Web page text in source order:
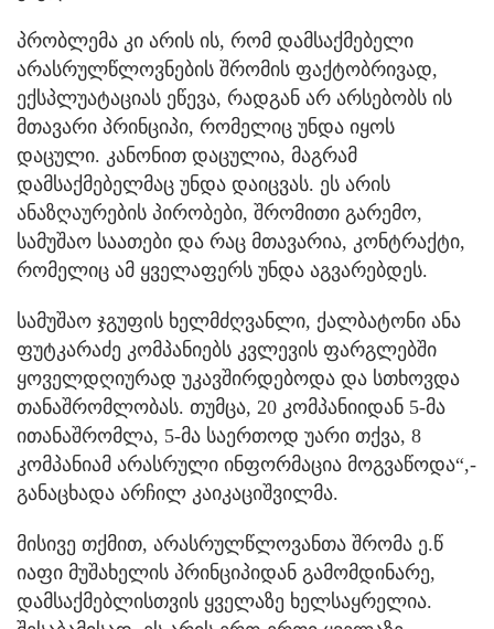
პრობლემა კი არის ის, რომ დამსაქმებელი
არასრულწლოვნების შრომის ფაქტობრივად,
ექსპლუატაციას ეწევა, რადგან არ არსებობს ის
მთავარი პრინციპი, რომელიც უნდა იყოს
დაცული. კანონით დაცულია, მაგრამ
დამსაქმებელმაც უნდა დაიცვას. ეს არის
ანაზღაურების პირობები, შრომითი გარემო,
სამუშაო საათები და რაც მთავარია, კონტრაქტი,
რომელიც ამ ყველაფერს უნდა აგვარებდეს.
სამუშაო ჯგუფის ხელმძღვანლი, ქალბატონი ანა
ფუტკარაძე კომპანიებს კვლევის ფარგლებში
ყოველდღიურად უკავშირდებოდა და სთხოვდა
თანაშრომლობას. თუმცა, 20 კომპანიიდან 5-მა
ითანაშრომლა, 5-მა საერთოდ უარი თქვა, 8
კომპანიამ არასრული ინფორმაცია მოგვაწოდა“,-
განაცხადა არჩილ კაიკაციშვილმა.
მისივე თქმით, არასრულწლოვანთა შრომა ე.წ
იაფი მუშახელის პრინციპიდან გამომდინარე,
დამსაქმებლისთვის ყველაზე ხელსაყრელია.